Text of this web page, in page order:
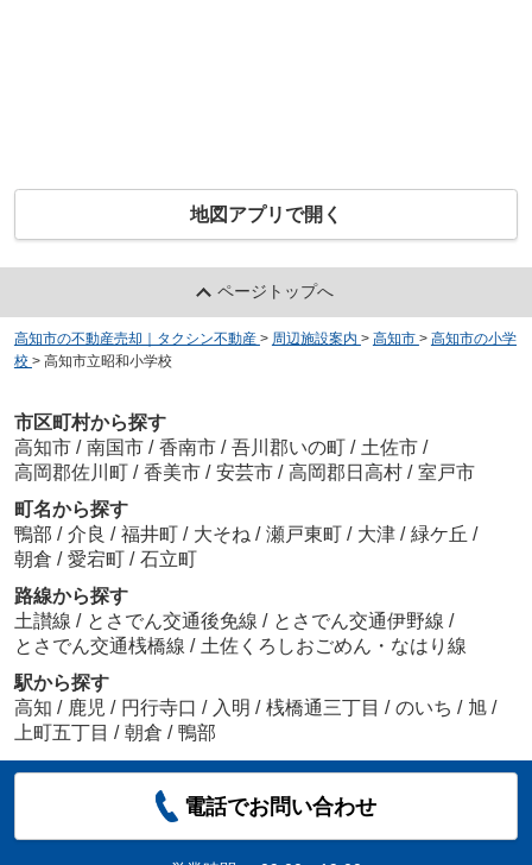
地図アプリで開く
ページトップへ
高知市の不動産売却｜タクシン不動産 > 周辺施設案内 > 高知市 > 高知市の小学
校 > 高知市立昭和小学校
市区町村から探す
高知市 / 南国市 / 香南市 / 吾川郡いの町 / 土佐市 /
高岡郡佐川町 / 香美市 / 安芸市 / 高岡郡日高村 / 室戸市
町名から探す
鴨部 / 介良 / 福井町 / 大そね / 瀬戸東町 / 大津 / 緑ケ丘 /
朝倉 / 愛宕町 / 石立町
路線から探す
土讃線 / とさでん交通後免線 / とさでん交通伊野線 /
とさでん交通桟橋線 / 土佐くろしおごめん・なはり線
駅から探す
高知 / 鹿児 / 円行寺口 / 入明 / 桟橋通三丁目 / のいち / 旭 /
上町五丁目 / 朝倉 / 鴨部
電話でお問い合わせ